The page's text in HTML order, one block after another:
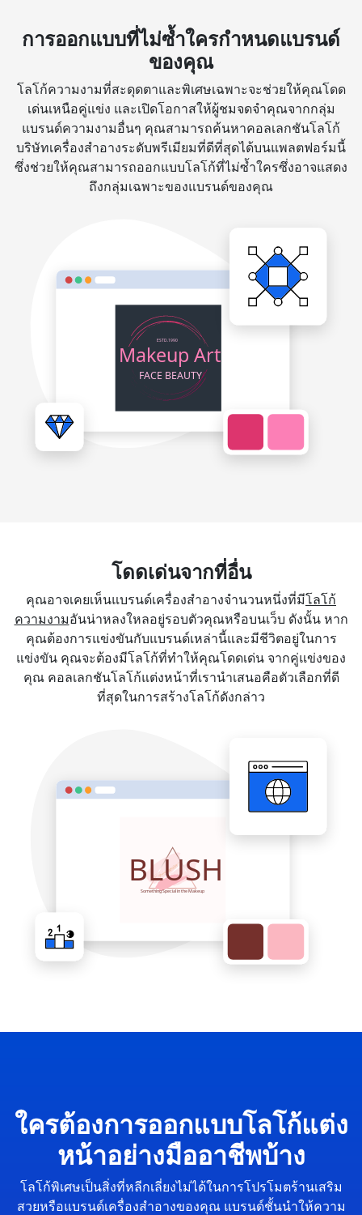
การออกแบบที่ไม่ซ้ำใครกำหนดแบรนด์
ของคุณ
โลโก้ความงามที่สะดุดตาและพิเศษเฉพาะจะช่วยให้คุณโดด
เด่นเหนือคู่แข่ง และเปิดโอกาสให้ผู้ชมจดจำคุณจากกลุ่ม
แบรนด์ความงามอื่นๆ คุณสามารถค้นหาคอลเลกชันโลโก้
บริษัทเครื่องสำอางระดับพรีเมียมที่ดีที่สุดได้บนแพลตฟอร์มนี้
ซึ่งช่วยให้คุณสามารถออกแบบโลโก้ที่ไม่ซ้ำใครซึ่งอาจแสดง
ถึงกลุ่มเฉพาะของแบรนด์ของคุณ
โดดเด่นจากที่อื่น
คุณอาจเคยเห็นแบรนด์เครื่องสำอางจำนวนหนึ่งที่มีโลโก้
ความงามอันน่าหลงใหลอยู่รอบตัวคุณหรือบนเว็บ ดังนั้น หาก
คุณต้องการแข่งขันกับแบรนด์เหล่านี้และมีชีวิตอยู่ในการ
แข่งขัน คุณจะต้องมีโลโก้ที่ทำให้คุณโดดเด่น จากคู่แข่งของ
คุณ คอลเลกชันโลโก้แต่งหน้าที่เรานำเสนอคือตัวเลือกที่ดี
ที่สุดในการสร้างโลโก้ดังกล่าว
ใครต้องการออกแบบโลโก้แต่ง
หน้าอย่างมืออาชีพบ้าง
โลโก้พิเศษเป็นสิ่งที่หลีกเลี่ยงไม่ได้ในการโปรโมตร้านเสริม
สวยหรือแบรนด์เครื่องสำอางของคุณ แบรนด์ชั้นนำให้ความ